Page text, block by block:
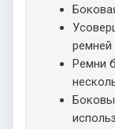
ремней
Ремни